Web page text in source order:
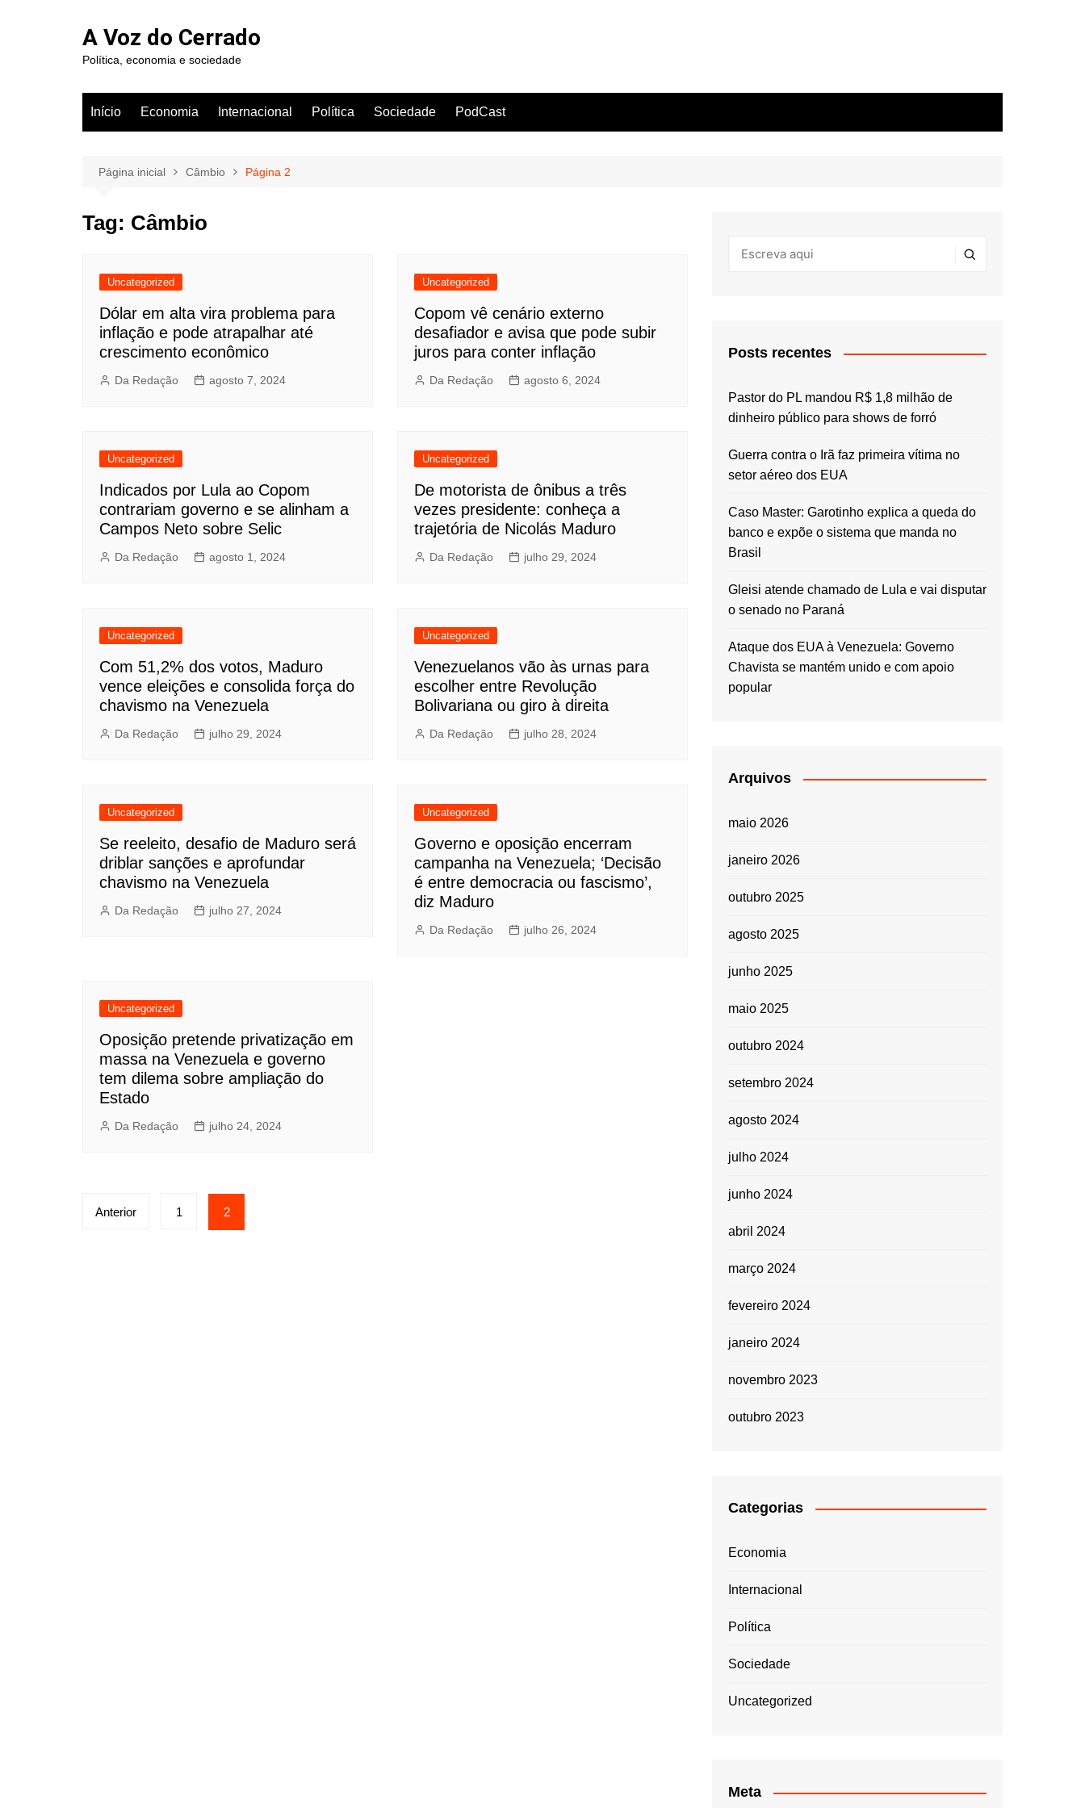
A Voz do Cerrado
Política, economia e sociedade
Início Economia Internacional Política Sociedade PodCast
Página inicial Câmbio Página 2
Tag: Câmbio
Uncategorized
Dólar em alta vira problema para
inflação e pode atrapalhar até
crescimento econômico
Da Redação agosto 7, 2024
Uncategorized
Copom vê cenário externo
desafiador e avisa que pode subir
juros para conter inflação
Da Redação agosto 6, 2024
Uncategorized
Indicados por Lula ao Copom
contrariam governo e se alinham a
Campos Neto sobre Selic
Da Redação agosto 1, 2024
Uncategorized
De motorista de ônibus a três
vezes presidente: conheça a
trajetória de Nicolás Maduro
Da Redação julho 29, 2024
Uncategorized
Com 51,2% dos votos, Maduro
vence eleições e consolida força do
chavismo na Venezuela
Da Redação julho 29, 2024
Uncategorized
Venezuelanos vão às urnas para
escolher entre Revolução
Bolivariana ou giro à direita
Da Redação julho 28, 2024
Uncategorized
Se reeleito, desafio de Maduro será
driblar sanções e aprofundar
chavismo na Venezuela
Da Redação julho 27, 2024
Uncategorized
Governo e oposição encerram
campanha na Venezuela; ‘Decisão
é entre democracia ou fascismo’,
diz Maduro
Da Redação julho 26, 2024
Uncategorized
Oposição pretende privatização em
massa na Venezuela e governo
tem dilema sobre ampliação do
Estado
Da Redação julho 24, 2024
Paginação
Anterior 1 2
Posts recentes
Pastor do PL mandou R$ 1,8 milhão de
dinheiro público para shows de forró
Guerra contra o Irã faz primeira vítima no
setor aéreo dos EUA
Caso Master: Garotinho explica a queda do
banco e expõe o sistema que manda no
Brasil
Gleisi atende chamado de Lula e vai disputar
o senado no Paraná
Ataque dos EUA à Venezuela: Governo
Chavista se mantém unido e com apoio
popular
Arquivos
maio 2026
janeiro 2026
outubro 2025
agosto 2025
junho 2025
maio 2025
outubro 2024
setembro 2024
agosto 2024
julho 2024
junho 2024
abril 2024
março 2024
fevereiro 2024
janeiro 2024
novembro 2023
outubro 2023
Categorias
Economia
Internacional
Política
Sociedade
Uncategorized
Meta